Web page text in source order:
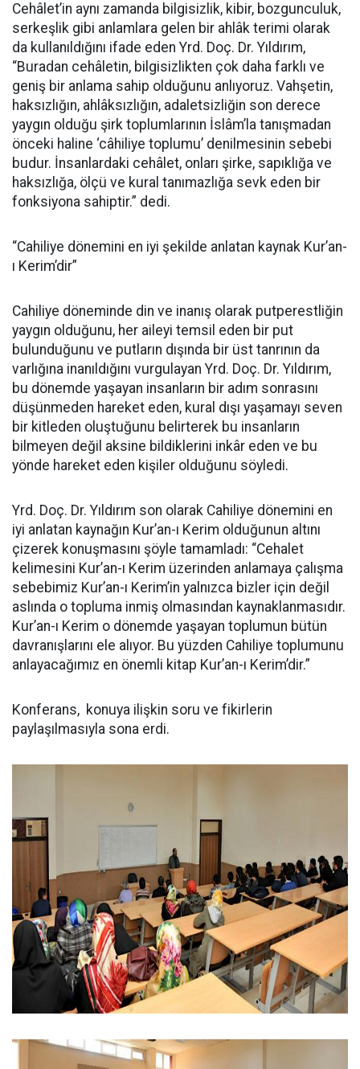
Cehâlet’in aynı zamanda bilgisizlik, kibir, bozgunculuk,
serkeşlik gibi anlamlara gelen bir ahlâk terimi olarak
da kullanıldığını ifade eden Yrd. Doç. Dr. Yıldırım,
“Buradan cehâletin, bilgisizlikten çok daha farklı ve
geniş bir anlama sahip olduğunu anlıyoruz. Vahşetin,
haksızlığın, ahlâksızlığın, adaletsizliğin son derece
yaygın olduğu şirk toplumlarının İslâm’la tanışmadan
önceki haline ‘câhiliye toplumu’ denilmesinin sebebi
budur. İnsanlardaki cehâlet, onları şirke, sapıklığa ve
haksızlığa, ölçü ve kural tanımazlığa sevk eden bir
fonksiyona sahiptir.” dedi.
“Cahiliye dönemini en iyi şekilde anlatan kaynak Kur’an-
ı Kerim’dir”
Cahiliye döneminde din ve inanış olarak putperestliğin
yaygın olduğunu, her aileyi temsil eden bir put
bulunduğunu ve putların dışında bir üst tanrının da
varlığına inanıldığını vurgulayan Yrd. Doç. Dr. Yıldırım,
bu dönemde yaşayan insanların bir adım sonrasını
düşünmeden hareket eden, kural dışı yaşamayı seven
bir kitleden oluştuğunu belirterek bu insanların
bilmeyen değil aksine bildiklerini inkâr eden ve bu
yönde hareket eden kişiler olduğunu söyledi.
Yrd. Doç. Dr. Yıldırım son olarak Cahiliye dönemini en
iyi anlatan kaynağın Kur’an-ı Kerim olduğunun altını
çizerek konuşmasını şöyle tamamladı: “Cehalet
kelimesini Kur’an-ı Kerim üzerinden anlamaya çalışma
sebebimiz Kur’an-ı Kerim’in yalnızca bizler için değil
aslında o topluma inmiş olmasından kaynaklanmasıdır.
Kur’an-ı Kerim o dönemde yaşayan toplumun bütün
davranışlarını ele alıyor. Bu yüzden Cahiliye toplumunu
anlayacağımız en önemli kitap Kur’an-ı Kerim’dir.”
Konferans, konuya ilişkin soru ve fikirlerin
paylaşılmasıyla sona erdi.